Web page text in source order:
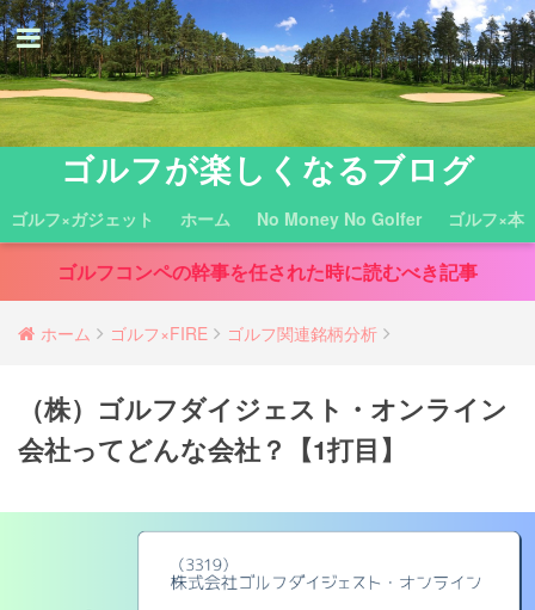
ゴルフが楽しくなるブログ
ゴルフ×ガジェット ホーム No Money No Golfer ゴルフ×本
ゴルフコンペの幹事を任された時に読むべき記事
ホーム ゴルフ×FIRE ゴルフ関連銘柄分析
（株）ゴルフダイジェスト・オンライン
会社ってどんな会社？【1打目】